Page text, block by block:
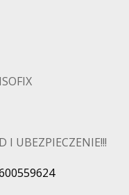
I UBEZPIECZENIE!!!